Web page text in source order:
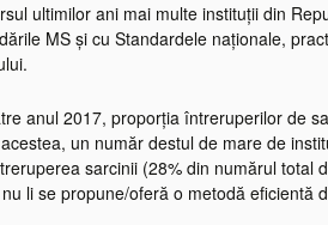
ultimilor ani mai multe instituții din
MS și cu Standardele naționale,
anul 2017, proporția întreruperilor de
un număr destul de mare de
sarcinii (28% din numărul total
li se propune/oferă o metodă eficientă